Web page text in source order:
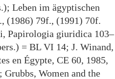
Leben im ägyptischen
(1986) 79f., (1991) 70f.
Papirologia giuridica 103–
= BL VI 14; J. Winand,
en Égypte, CE 60, 1985,
Women and the